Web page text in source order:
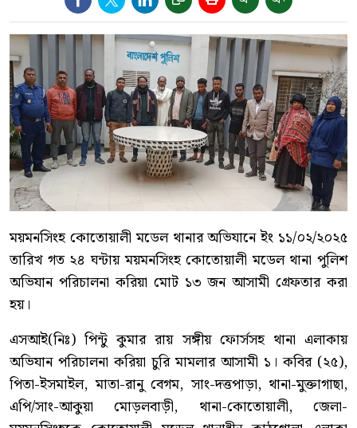
ময়মনসিংহ কোতোয়ালী মডেল থানার অভিযানে ইং ১১/০২/২০২৫
তারিখ গত ২৪ ঘন্টায় ময়মনসিংহ কোতোয়ালী মডেল থানা পুলিশ
অভিযান পরিচালনা করিয়া মোট ১৩ জন আসামী গ্রেফতার করা
হয়।
এসআই(নিঃ) পিন্টু কুমার রায় সঙ্গীয় ফোর্সসহ থানা এলাকায়
অভিযান পরিচালনা করিয়া চুরি মামলার আসামী ১। কবির (২৫),
পিতা-ইসমাইল, মাতা-রানু বেগম, সাং-দত্তপাড়া, থানা-মুক্তাগাছা,
এপি/সাং-আকুয়া মোড়লবাড়ী, থানা-কোতোয়ালী, জেলা-